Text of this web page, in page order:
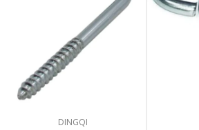
DINGQI